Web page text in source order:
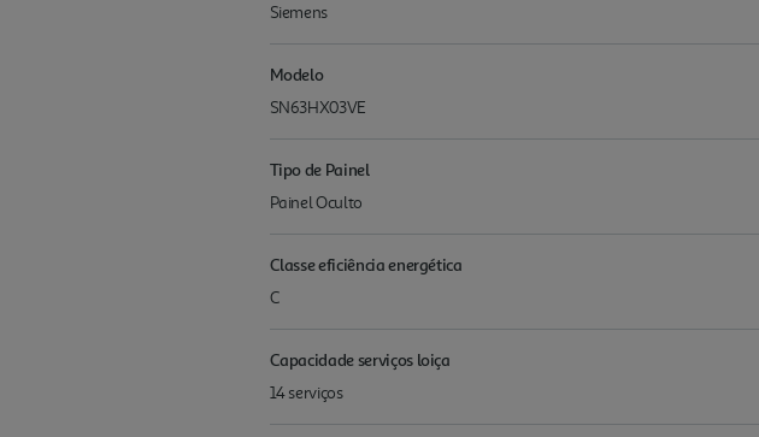
Siemens
Modelo
SN63HX03VE
Tipo de Painel
Painel Oculto
Classe eficiência energética
C
Capacidade serviços loiça
14 serviços